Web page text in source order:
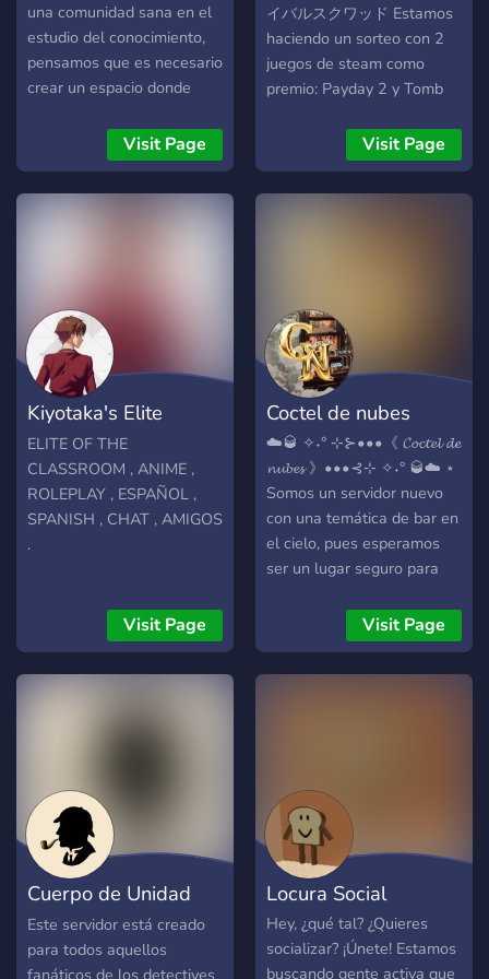
una comunidad sana en el
estudio del conocimiento,
pensamos que es necesario
crear un espacio donde
esto es un experimento
sobre esa idea.
Visit Page
イバルスクワッド Estamos
haciendo un sorteo con 2
juegos de steam como
premio: Payday 2 y Tomb
participen! Un lugar
divertido y seguro para que
lo pases muy bien! (Para
construcción - ?? Anime - ?
Memes - ? Musica - ? Canal
NSFW - ? Actividades y
eventos - ? Sorteos! - ? Y
mucho más! Unete e invita
a tus amigos Estamos
recién empezando, por lo
que nos encantaría que te
unas a nuestro server!
Visit Page
Kiyotaka's Elite
Classroom
ELITE OF THE
CLASSROOM , ANIME ,
ROLEPLAY , ESPAÑOL ,
SPANISH , CHAT , AMIGOS
.
Visit Page
Coctel de nubes
☁️🥃 ✧˖° ⊹⊱•••《 𝓒𝓸𝓬𝓽𝓮𝓵 𝓭𝓮
𝓷𝓾𝓫𝓮𝓼 》•••⊰⊹ ✧˖° 🥃☁️ ⋆
Somos un servidor nuevo
con una temática de bar en
el cielo, pues esperamos
ser un lugar seguro para
abiertas para que vengas a
pasar el rato, hablar,
escuchar música, jugar y
añadiremos stickers, emojis
y bots que te interesen,
eventos y aún más para
hacer cada vez más
cómoda tu estancia en el
servidor. Espero que te
animes a formar parte de
esta nueva comunidad, te
Visit Page
Cuerpo de Unidad
Holmes Privado
Este servidor está creado
para todos aquellos
Locura Social
Hey, ¿qué tal? ¿Quieres
socializar? ¡Únete! Estamos
buscando gente activa que